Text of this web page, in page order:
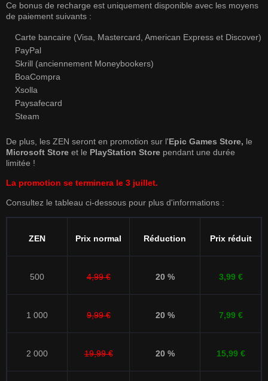
Ce bonus de recharge est uniquement disponible avec les moyens
de paiement suivants :
Carte bancaire (Visa, Mastercard, American Express et Discover)
PayPal
Skrill (anciennement Moneybookers)
BoaCompra
Xsolla
Paysafecard
Steam
De plus, les ZEN seront en promotion sur l'Epic Games Store, le
Microsoft Store et le PlayStation Store pendant une durée
limitée !
La promotion se terminera le 3 juillet.
Consultez le tableau ci-dessous pour plus d'informations :
ZEN Prix normal Réduction Prix réduit
500 4,99 € 20 % 3,99 €
1 000 9,99 € 20 % 7,99 €
2 000 19,99 € 20 % 15,99 €